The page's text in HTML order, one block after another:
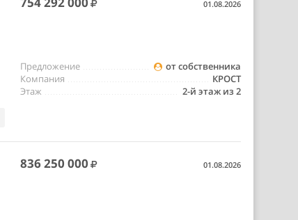
01.08.2026
от собственника
Предложение
КРОСТ
Компания
2-й этаж из 2
Этаж
836 250 000 01.08.2026